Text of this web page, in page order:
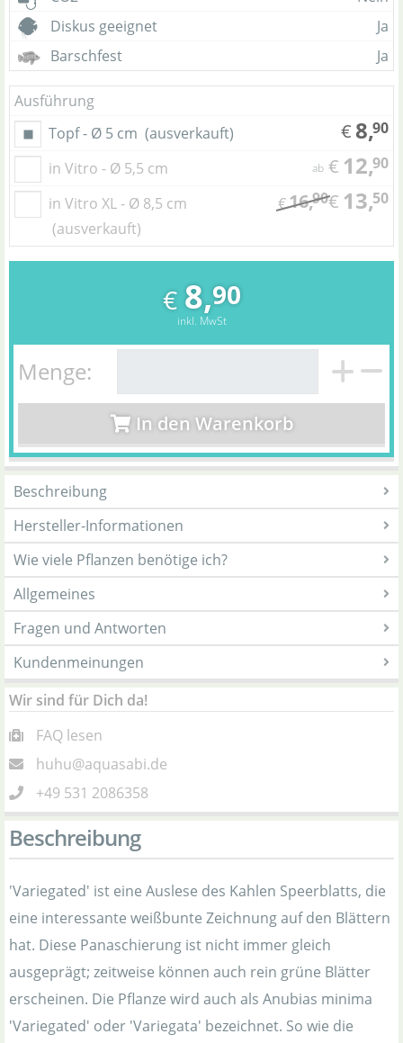
Diskus geeignet
Ja
Barschfest
Ja
Ausführung
Topf - Ø 5 cm (ausverkauft) € 8,90
in Vitro - Ø 5,5 cm ab € 12,90
in Vitro XL - Ø 8,5 cm
(ausverkauft)
€16,90€ 13,50
€ 8,90
inkl. MwSt
Menge:
In den Warenkorb
Beschreibung
Hersteller-Informationen
Wie viele Pflanzen benötige ich?
Allgemeines
Fragen und Antworten
Kundenmeinungen
Wir sind für Dich da!
FAQ lesen
huhu@aquasabi.de
+49 531 2086358
Beschreibung
'Variegated' ist eine Auslese des Kahlen Speerblatts, die
eine interessante weißbunte Zeichnung auf den Blättern
hat. Diese Panaschierung ist nicht immer gleich
ausgeprägt; zeitweise können auch rein grüne Blätter
erscheinen. Die Pflanze wird auch als Anubias minima
'Variegated' oder 'Variegata' bezeichnet. So wie die